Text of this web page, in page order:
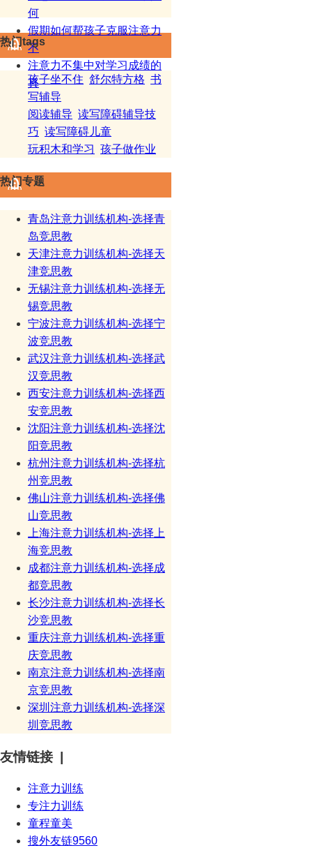
何
假期如何帮孩子克服注意力
不
注意力不集中对学习成绩的
真
热门tags
孩子坐不住 舒尔特方格 书
写辅导
阅读辅导 读写障碍辅导技
巧 读写障碍儿童
玩积木和学习 孩子做作业
热门专题
青岛注意力训练机构-选择青
岛竞思教
天津注意力训练机构-选择天
津竞思教
无锡注意力训练机构-选择无
锡竞思教
宁波注意力训练机构-选择宁
波竞思教
武汉注意力训练机构-选择武
汉竞思教
西安注意力训练机构-选择西
安竞思教
沈阳注意力训练机构-选择沈
阳竞思教
杭州注意力训练机构-选择杭
州竞思教
佛山注意力训练机构-选择佛
山竞思教
上海注意力训练机构-选择上
海竞思教
成都注意力训练机构-选择成
都竞思教
长沙注意力训练机构-选择长
沙竞思教
重庆注意力训练机构-选择重
庆竞思教
南京注意力训练机构-选择南
京竞思教
深圳注意力训练机构-选择深
圳竞思教
友情链接 |
注意力训练
专注力训练
童程童美
搜外友链9560